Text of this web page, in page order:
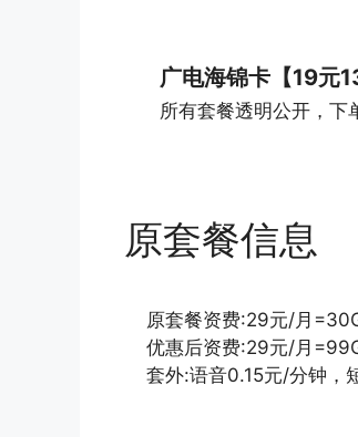
广电海锦卡【19元
所有套餐透明公开，下
原套餐信息
原套餐资费:29元/月
优惠后资费:29元/月
套外:语音0.15元/分钟，